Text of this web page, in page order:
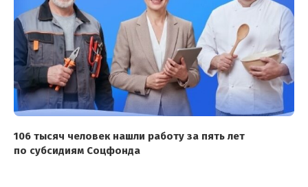
106 тысяч человек нашли работу за пять лет
по субсидиям Соцфонда